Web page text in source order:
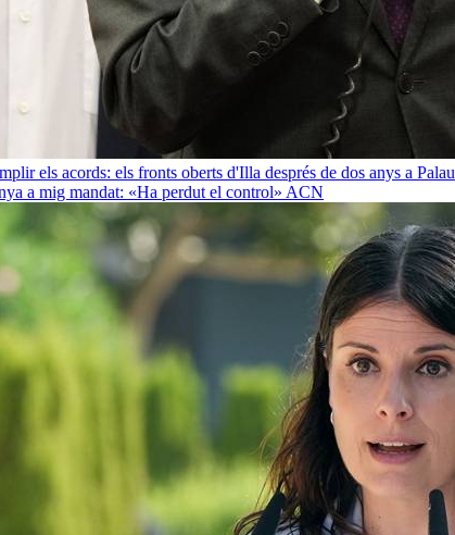
els acords: els fronts oberts d'Illa després de dos anys a Palau
a mig mandat: «Ha perdut el control» ACN